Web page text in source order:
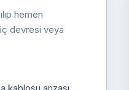
hemen
devresi veya